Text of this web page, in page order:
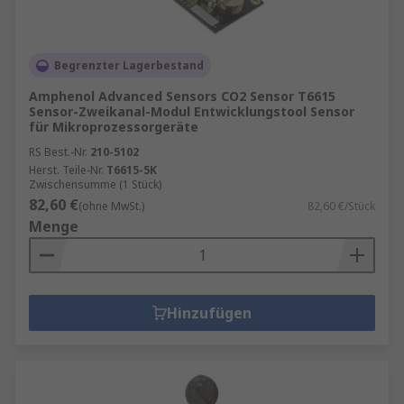
Begrenzter Lagerbestand
Amphenol Advanced Sensors CO2 Sensor T6615
Sensor-Zweikanal-Modul Entwicklungstool Sensor
für Mikroprozessorgeräte
RS Best.-Nr. 210-5102
Herst. Teile-Nr. T6615-5K
Zwischensumme (1 Stück)
82,60 €(ohne MwSt.) 82,60 €/Stück
Menge
Hinzufügen